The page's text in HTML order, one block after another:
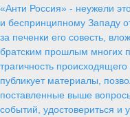
«Анти Россия» - неужели
и беспринципному Западу
за печенки его совесть,
братским прошлым многих
трагичность
публикует материалы,
поставленные выше
событий, удостовериться и